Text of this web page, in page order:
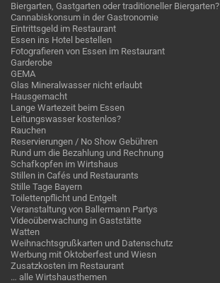
Biergarten, Gastgarten oder traditioneller Biergarten?
Cannabiskonsum in der Gastronomie
Eintrittsgeld im Restaurant
Essen ins Hotel bestellen
Fotografieren von Essen im Restaurant
Garderobe
GEMA
Glas Mineralwasser nicht erlaubt
Hausgemacht
Lange Wartezeit beim Essen
Leitungswasser kostenlos?
Rauchen
Reservierungen / No Show Gebühren
Rund um die Bezahlung und Rechnung
Schafkopfen im Wirtshaus
Stillen in Cafés und Restaurants
Stille Tage Bayern
Toilettenpflicht und Entgelt
Veranstaltung von Ballermann Partys
Videoüberwachung in Gaststätte
Watten
Weihnachtsgrußkarten und Datenschutz
Werbung mit Oktoberfest und Wiesn
Zusatzkosten im Restaurant
… alle Wirtshausthemen